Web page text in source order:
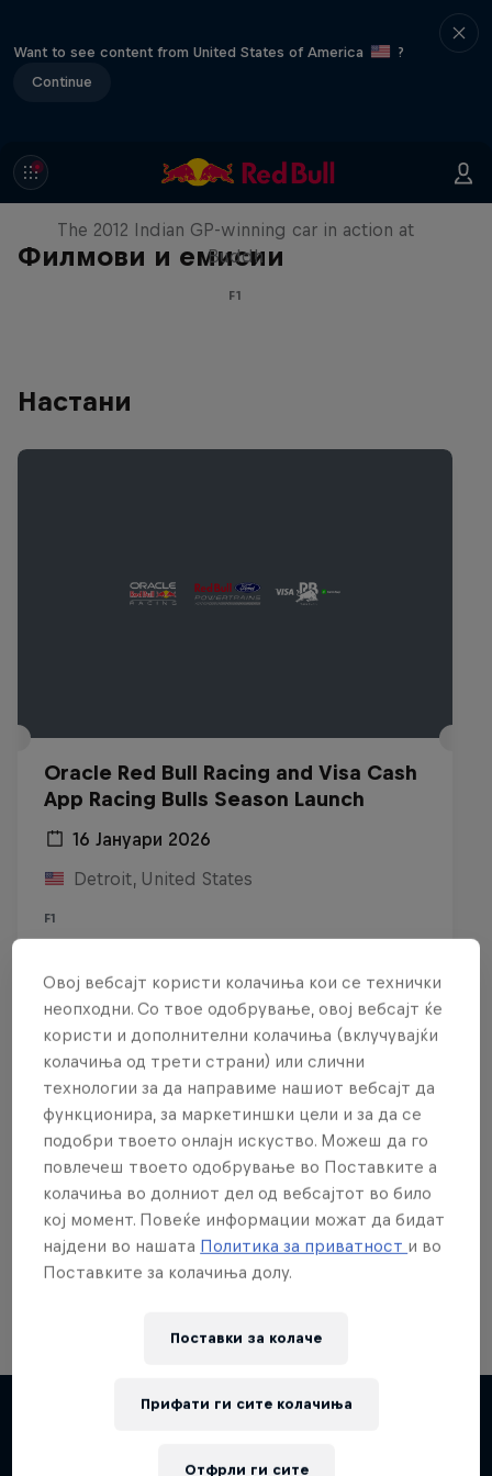
Want to see content from United States of America
?
Continue
Филмови и емисии
F1 Car Returns to India
The 2012 Indian GP-winning car in action at
Buddh
F1
Настани
Oracle Red Bull Racing and Visa Cash
App Racing Bulls Season Launch
16 Јануари 2026
Detroit, United States
F1
Сакаш повеќе?
Red Bull Motorsports
On track and off road, on two wheels or four - this
Повеќе слична содржина
F1 Car Returns to India
Buddh
Овој вебсајт користи колачиња кои се технички
неопходни. Со твое одобрување, овој вебсајт ќе
користи и дополнителни колачиња (вклучувајќи
колачиња од трети страни) или слични
технологии за да направиме нашиот вебсајт да
функционира, за маркетиншки цели и за да се
подобри твоето онлајн искуство. Можеш да го
повлечеш твоето одобрување во Поставките а
колачиња во долниот дел од вебсајтот во било
кој момент. Повеќе информации можат да бидат
најдени во нашата Политика за приватност и во
Поставките за колачиња долу.
Поставки за колачe
Отфрли ги сите
Прифати ги сите колачиња